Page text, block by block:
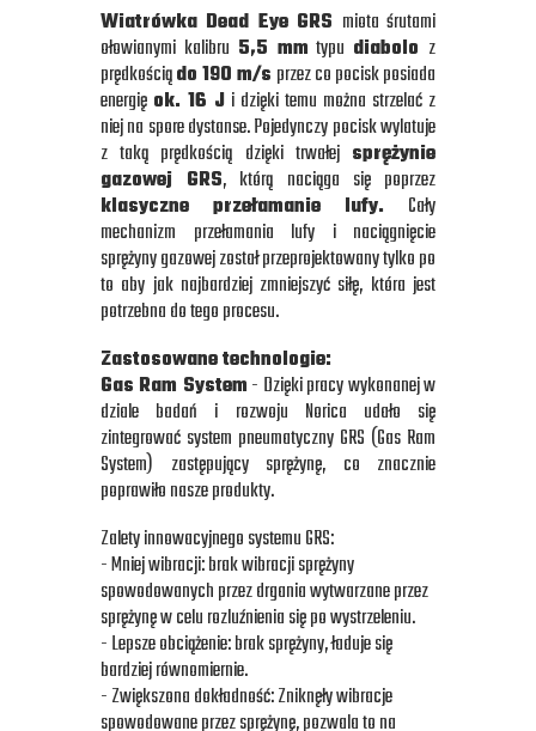
Wiatrówka Dead Eye GRS miota śrutami
ołowianymi kalibru 5,5 mm typu diabolo z
prędkościądo 190 m/s przez co pocisk posiada
energię ok. 16 J i dzięki temu można strzelać z
niej na spore dystanse. Pojedynczy pocisk wylatuje
z taką prędkością dzięki trwałej sprężynie
gazowej GRS, którą naciąga się poprzez
klasyczne przełamanie lufy. Cały
mechanizm przełamania lufy i naciągnięcie
sprężyny gazowej został przeprojektowany tylko po
to aby jak najbardziej zmniejszyć siłę, która jest
potrzebna do tego procesu.
Zastosowane technologie:
Gas Ram System- Dzięki pracy wykonanej w
dziale badań i rozwoju Norica udało się
zintegrować system pneumatyczny GRS (Gas Ram
System) zastępujący sprężynę, co znacznie
poprawiło nasze produkty.
Zalety innowacyjnego systemu GRS:
- Mniej wibracji: brak wibracji sprężyny
spowodowanych przez drgania wytwarzane przez
sprężynę w celu rozluźnienia się po wystrzeleniu.
- Lepsze obciążenie: brak sprężyny, ładuje się
bardziej równomiernie.
- Zwiększona dokładność: Zniknęły wibracje
spowodowane przez sprężynę, pozwala to na